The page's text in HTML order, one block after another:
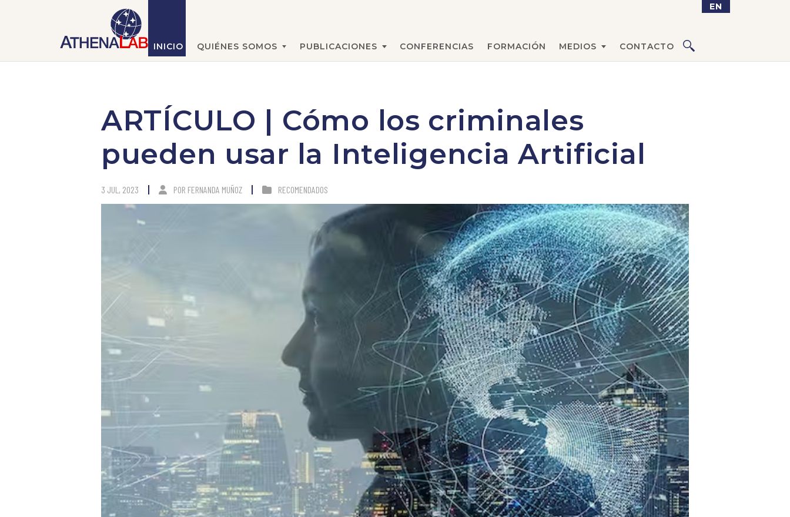
INICIO QUIÉNES SOMOS PUBLICACIONES CONFERENCIAS FORMACIÓN MEDIOS CONTACTO
BUSCAR
EN
ARTÍCULO | Cómo los criminales
pueden usar la Inteligencia Artificial
3 JUL, 2023 POR FERNANDA MUÑOZ RECOMENDADOS